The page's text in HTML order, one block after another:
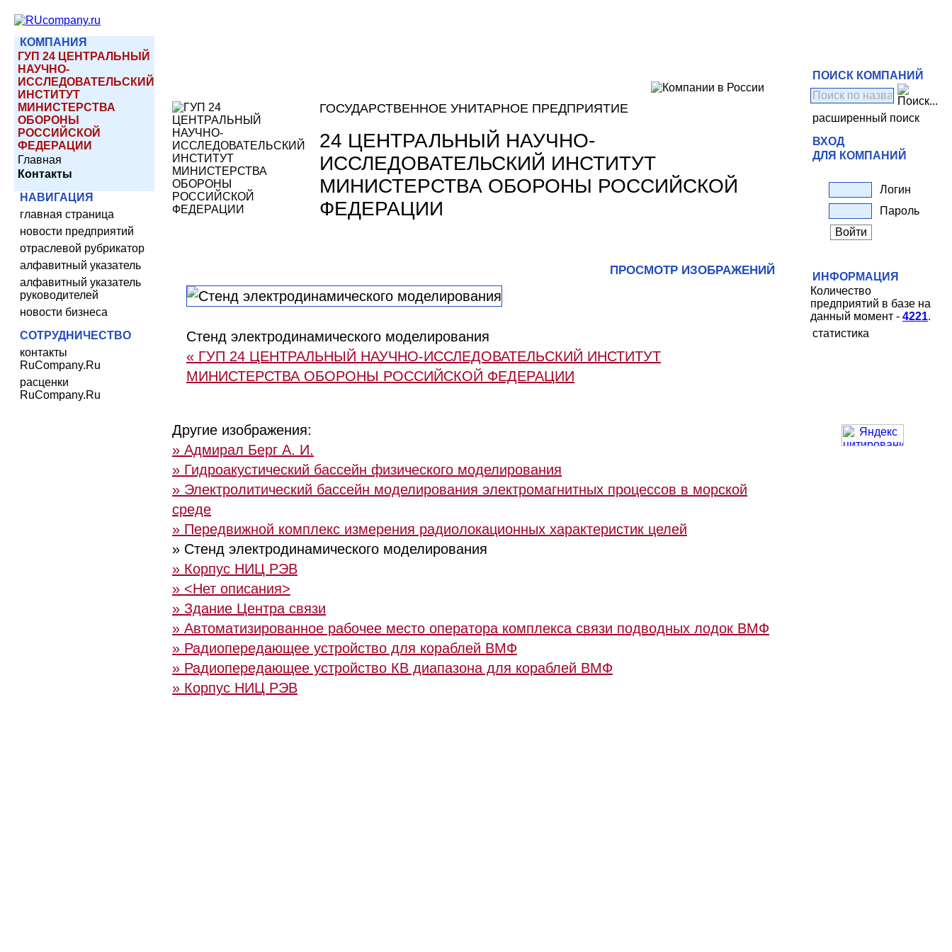
КОМПАНИЯ
ГУП 24 ЦЕНТРАЛЬНЫЙ
НАУЧНО-
ИССЛЕДОВАТЕЛЬСКИЙ
ИНСТИТУТ
МИНИСТЕРСТВА
ОБОРОНЫ
РОССИЙСКОЙ
ФЕДЕРАЦИИ
Главная
Контакты
НАВИГАЦИЯ
главная страница
новости предприятий
отраслевой рубрикатор
алфавитный указатель
алфавитный указатель
руководителей
новости бизнеса
СОТРУДНИЧЕСТВО
контакты
RuCompany.Ru
расценки
RuCompany.Ru
ГОСУДАРСТВЕННОЕ УНИТАРНОЕ ПРЕДПРИЯТИЕ
24 ЦЕНТРАЛЬНЫЙ НАУЧНО-
ИССЛЕДОВАТЕЛЬСКИЙ ИНСТИТУТ
МИНИСТЕРСТВА ОБОРОНЫ РОССИЙСКОЙ
ФЕДЕРАЦИИ
ПРОСМОТР ИЗОБРАЖЕНИЙ
Стенд электродинамического моделирования
« ГУП 24 ЦЕНТРАЛЬНЫЙ НАУЧНО-ИССЛЕДОВАТЕЛЬСКИЙ ИНСТИТУТ
МИНИСТЕРСТВА ОБОРОНЫ РОССИЙСКОЙ ФЕДЕРАЦИИ
Другие изображения:
» Адмирал Берг А. И.
» Гидроакустический бассейн физического моделирования
» Электролитический бассейн моделирования электромагнитных процессов в морской
среде
» Передвижной комплекс измерения радиолокационных характеристик целей
» Стенд электродинамического моделирования
» Корпус НИЦ РЭВ
» <Нет описания>
» Здание Центра связи
» Автоматизированное рабочее место оператора комплекса связи подводных лодок ВМФ
» Радиопередающее устройство для кораблей ВМФ
» Радиопередающее устройство КВ диапазона для кораблей ВМФ
» Корпус НИЦ РЭВ
ПОИСК КОМПАНИЙ
расширенный поиск
ВХОД
ДЛЯ КОМПАНИЙ
Логин
Пароль
ИНФОРМАЦИЯ
Количество
предприятий в базе на
данный момент - 4221.
статистика